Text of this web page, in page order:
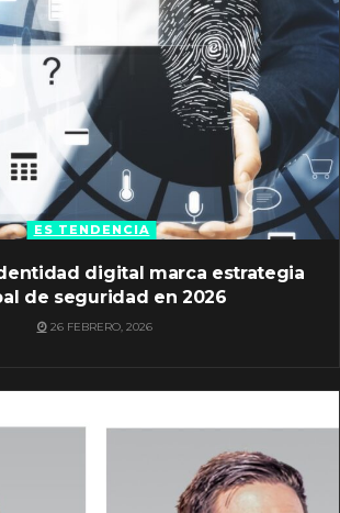
ES TENDENCIA
digital marca estrategia
de seguridad en 2026
26 FEBRERO, 2026